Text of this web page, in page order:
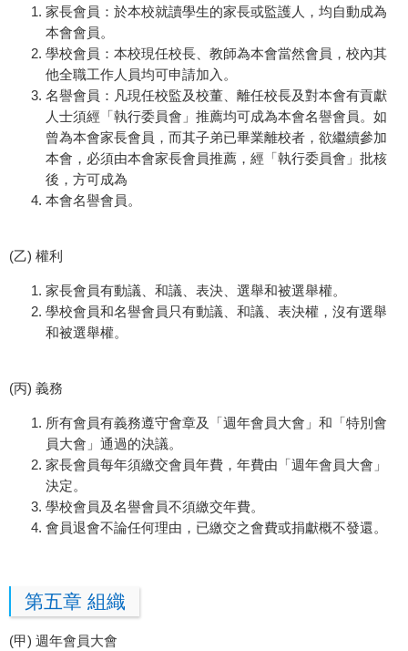
家長會員：於本校就讀學生的家長或監護人，均自動成為
本會會員。
學校會員：本校現任校長、教師為本會當然會員，校內其
他全職工作人員均可申請加入。
名譽會員：凡現任校監及校董、離任校長及對本會有貢獻
人士須經「執行委員會」推薦均可成為本會名譽會員。如
曾為本會家長會員，而其子弟已畢業離校者，欲繼續參加
本會，必須由本會家長會員推薦，經「執行委員會」批核
後，方可成為
本會名譽會員。
(乙) 權利
家長會員有動議、和議、表決、選舉和被選舉權。
學校會員和名譽會員只有動議、和議、表決權，沒有選舉
和被選舉權。
(丙) 義務
所有會員有義務遵守會章及「週年會員大會」和「特別會
員大會」通過的決議。
家長會員每年須繳交會員年費，年費由「週年會員大會」
決定。
學校會員及名譽會員不須繳交年費。
會員退會不論任何理由，已繳交之會費或捐獻概不發還。
第五章 組織
(甲) 週年會員大會